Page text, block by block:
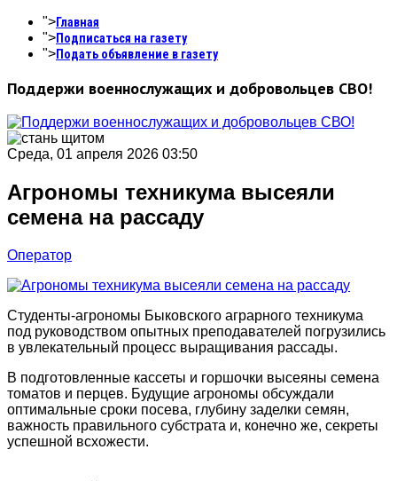
">Главная
">Подписаться на газету
">Подать объявление в газету
Поддержи военнослужащих и добровольцев СВО!
Среда, 01 апреля 2026 03:50
Агрономы техникума высеяли
семена на рассаду
Оператор
Студенты-агрономы Быковского аграрного техникума
под руководством опытных преподавателей погрузились
в увлекательный процесс выращивания рассады.
В подготовленные кассеты и горшочки высеяны семена
томатов и перцев. Будущие агрономы обсуждали
оптимальные сроки посева, глубину заделки семян,
важность правильного субстрата и, конечно же, секреты
успешной всхожести.